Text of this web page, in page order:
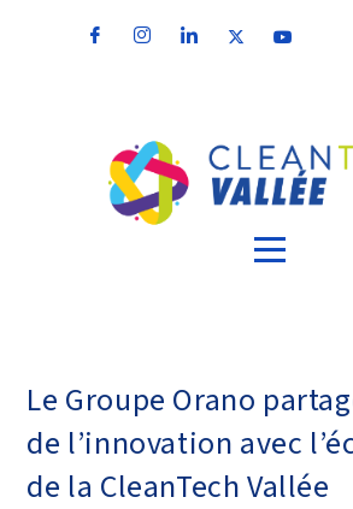
Le Groupe Orano
de l’innovation avec
de la CleanTech Vallée